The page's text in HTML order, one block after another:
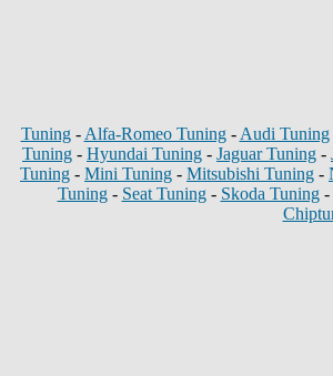
Tuning- Alfa-Romeo Tuning- Audi Tuning
Tuning - Hyundai Tuning - Jaguar Tuning -
Tuning - Mini Tuning - Mitsubishi Tuning -
Tuning- Seat Tuning- Skoda Tuning-